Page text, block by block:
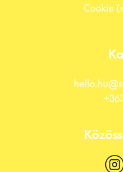
Cookie